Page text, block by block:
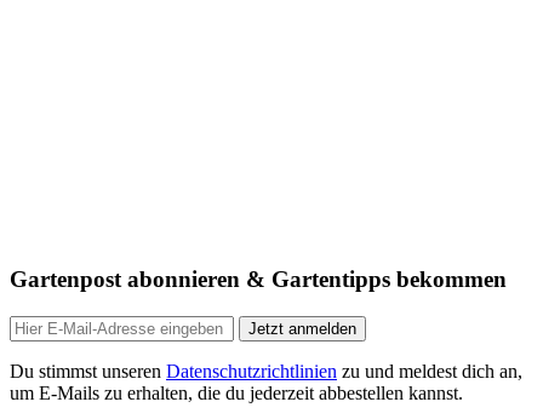
Gartenpost abonnieren & Gartentipps bekommen
Jetzt anmelden
Du stimmst unseren Datenschutzrichtlinien zu und meldest dich an,
um E-Mails zu erhalten, die du jederzeit abbestellen kannst.